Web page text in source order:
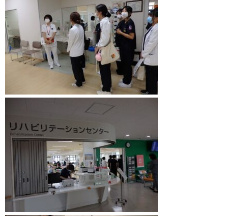
入試情報
募集要項
学費支援・奨学金制度
オープンキャンパス
採用ご担当者様へ
アクセス・施設紹介